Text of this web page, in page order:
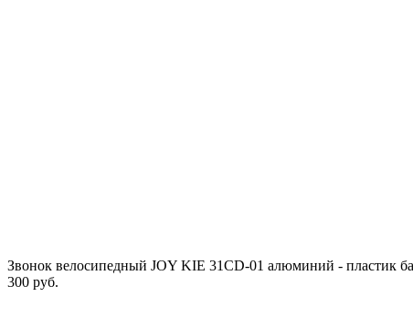
Звонок велосипедный JOY KIE 31CD-01 алюминий - пластик
300 руб.